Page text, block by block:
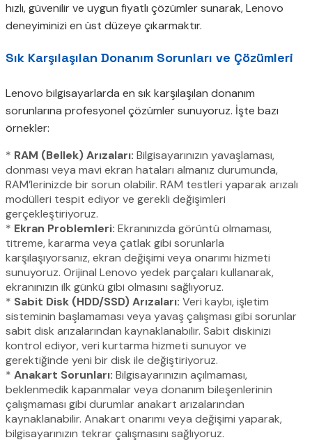
hızlı, güvenilir ve uygun fiyatlı çözümler sunarak, Lenovo
deneyiminizi en üst düzeye çıkarmaktır.
Sık Karşılaşılan Donanım Sorunları ve Çözümleri
Lenovo bilgisayarlarda en sık karşılaşılan donanım
sorunlarına profesyonel çözümler sunuyoruz. İşte bazı
örnekler:
* RAM (Bellek) Arızaları: Bilgisayarınızın yavaşlaması,
donması veya mavi ekran hataları almanız durumunda,
RAM’lerinizde bir sorun olabilir. RAM testleri yaparak arızalı
modülleri tespit ediyor ve gerekli değişimleri
gerçekleştiriyoruz.
* Ekran Problemleri: Ekranınızda görüntü olmaması,
titreme, kararma veya çatlak gibi sorunlarla
karşılaşıyorsanız, ekran değişimi veya onarımı hizmeti
sunuyoruz. Orijinal Lenovo yedek parçaları kullanarak,
ekranınızın ilk günkü gibi olmasını sağlıyoruz.
* Sabit Disk (HDD/SSD) Arızaları: Veri kaybı, işletim
sisteminin başlamaması veya yavaş çalışması gibi sorunlar
sabit disk arızalarından kaynaklanabilir. Sabit diskinizi
kontrol ediyor, veri kurtarma hizmeti sunuyor ve
gerektiğinde yeni bir disk ile değiştiriyoruz.
* Anakart Sorunları: Bilgisayarınızın açılmaması,
beklenmedik kapanmalar veya donanım bileşenlerinin
çalışmaması gibi durumlar anakart arızalarından
kaynaklanabilir. Anakart onarımı veya değişimi yaparak,
bilgisayarınızın tekrar çalışmasını sağlıyoruz.